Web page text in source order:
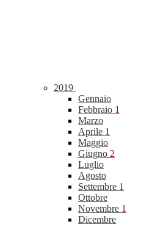
2019
Gennaio
Febbraio 1
Marzo
Aprile 1
Maggio
Giugno 2
Luglio
Agosto
Settembre 1
Ottobre
Novembre 1
Dicembre